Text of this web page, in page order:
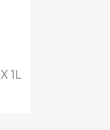
1L